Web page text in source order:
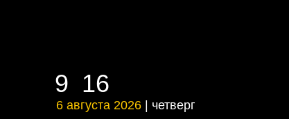
9 16
9 16
6 августа 2026 | четверг
6 августа 2026 | четверг